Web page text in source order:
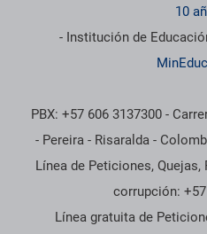
10
- Institución de
PBX: +57 606 3137300 -
- Pereira - Risaralda -
Línea de Peticiones,
corrupción: +57
Línea gratuita de